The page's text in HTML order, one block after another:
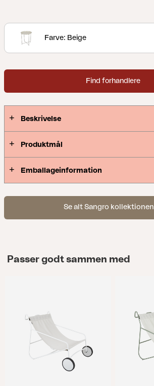
Farve: Beige
Find forhandlere
Beskrivelse
Produktmål
Emballageinformation
Se alt Sangro kollektionen
Passer godt sammen med